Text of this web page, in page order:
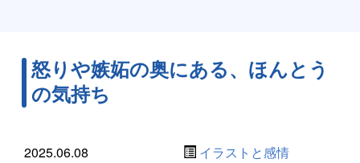
怒りや嫉妬の奥にある、ほんとう
の気持ち
2025.06.08 イラストと感情